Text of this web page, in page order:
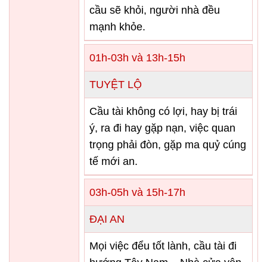
cầu sẽ khỏi, người nhà đều
mạnh khỏe.
01h-03h và 13h-15h
TUYỆT LỘ
Cầu tài không có lợi, hay bị trái
ý, ra đi hay gặp nạn, việc quan
trọng phải đòn, gặp ma quỷ cúng
tế mới an.
03h-05h và 15h-17h
ĐẠI AN
Mọi việc đểu tốt lành, cầu tài đi